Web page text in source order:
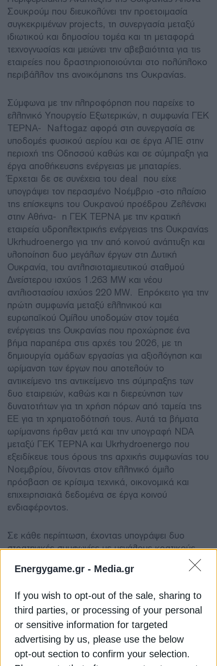
Energygame.gr - Media.gr
If you wish to opt-out of the sale, sharing to
third parties, or processing of your personal
or sensitive information for targeted
advertising by us, please use the below
opt-out section to confirm your selection.
Σουκρούμ που διευκολύνει την προετοιμασία
συγκεκριμένων projects, τη συνεργασία μεταξύ
ιδιωτικού και δημοσίου τομέα και τη μεταφορά
τεχνογνωσίας και μειώνει την αβεβαιότητα για τις
εταιρείες που δραστηριοποιούνται στο πολύπλοκο
περιβάλλον της ανοικόμησης της Ουκρανίας.
Σύμφωνα με την πληροφόρηση που παρείχε το
ελληνικό Υπουργείο Εξωτερικών, η συμφωνία ΓΕΚ
ΤΕΡΝΑ- Naftogaz αφορά στη συνεργασία σε
υποδομές φυσικού αερίου και σε έργα ΑΠΕ στην
περιοχή της Οδησσού καθώς και σε σύμπραξη για
έργα αποθήκευσης ενέργειας με μπαταρίες.
Έρχεται δε σε συνέχεια του deal που είχε
υπογράψει τον περασμένο Νοέμβριο -στο πλαίσιο
της επίσκεψης του Ουκρανού προέδρου Ζελένσκι
στην Αθήνα- η ΓΕΚ ΤΕΡΝΑ με την κρατική
εταιρεία υδροηλεκτρικής ενέργειας της Ουκρανίας
Ukrhudroenergo για την από κοινού ανάπτυξη και
υλοποίηση δυο μεγάλων έργων στη Δυτική
Ουκρανία, του αντλησιοταμιευτικού σταθμού
Δνείστερου ισχύος 1.263 MW και νέου
αντλιοστασίου ισχύος 220 MW. Επρόκειτο για την
πρώτη συμφωνία μεταξύ ελληνικού και
ευρωπαϊκού Ομίλου υποδομών στον τομέα
ενέργειας της Ουκρανίας που προχώρησε ένα
βήμα παραπέρα στις αρχές του 2026, με τη
δημιουργία ομάδων εργασίας για αξιολόγηση και
ωρίμανση των έργων που αποτελούν το
αντικείμενο της αντικείμενο της σύμπραξης των
δυο εταιρειών, καθώς και η διερεύνηση των
δυνατοτήτων για τη χρήση πόρων από ταμεία της
ΕΕ για τη χρηματοδότησή τους. Αυτά τα βήματα
ωρίμανσης ήρθαν μετά και την υπογραφή NDA
μεταξύ ΓΕΚ ΤΕΡΝΑ και Ukrhydroenergo που
εξειδίκευε τους όρους της αρχικής συμφωνίας του
Νοεμβρίου, δίνοντας στον ελληνικό όμιλο
πρόσβαση σε κρίσιμα τεχνικά, οικονομικά και
επιχειρησιακά δεδομένα σε έργα κοινού
ενδιαφέροντος.
Σε κάθε περίπτωση, έχοντας υπογράψει δυο
στρατηγικές συμφωνίες με μεγάλους κρατικούς
Naftogaz και την Ukrhydroenego, η ΓΕΚ ΤΕΡΝΑ
χώρα και την παρουσία της στην ομάδα των
ευρωπαϊκών και αμερικανικών ομίλων στην οποία
συμπεριλαμβάνονται μεταξύ άλλων η Siemens
Energy, η GE Vernova, η Orlen που έχουν
τοποθετηθεί στρατηγικά στην ανασυγκρότηση του
ενεργειακού τομέα της Ουκρανίας που έχει